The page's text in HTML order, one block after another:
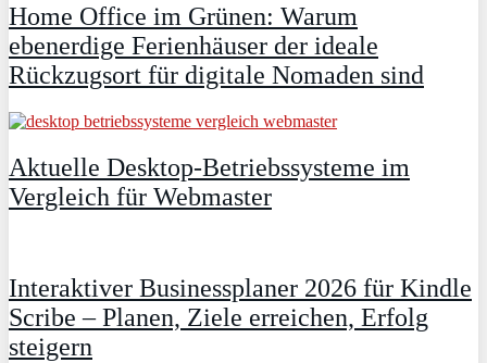
Home Office im Grünen: Warum
ebenerdige Ferienhäuser der ideale
Rückzugsort für digitale Nomaden sind
Aktuelle Desktop-Betriebssysteme im
Vergleich für Webmaster
Interaktiver Businessplaner 2026 für Kindle
Scribe – Planen, Ziele erreichen, Erfolg
steigern